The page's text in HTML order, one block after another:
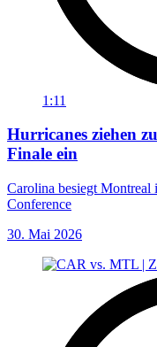
1:11
Hurricanes ziehen
Finale ein
Carolina besiegt Montreal
Conference
30. Mai 2026